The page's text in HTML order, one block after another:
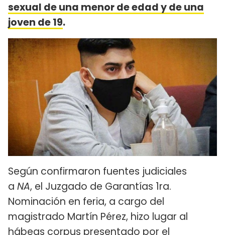
sexual de una menor de edad y de una
joven de 19.
Según confirmaron fuentes judiciales
a NA, el Juzgado de Garantías 1ra.
Nominación en feria, a cargo del
magistrado Martín Pérez, hizo lugar al
hábeas corpus presentado por el